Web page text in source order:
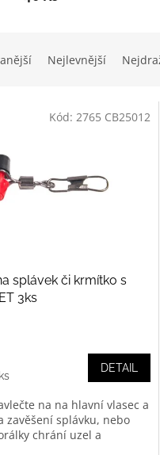
Nejlevnější
splávek či krmítko s
3ks
DETAIL
na na hlavní vlasec a
zavěšení splávku, nebo
chrání uzel a
Kód: 2765 CB25012